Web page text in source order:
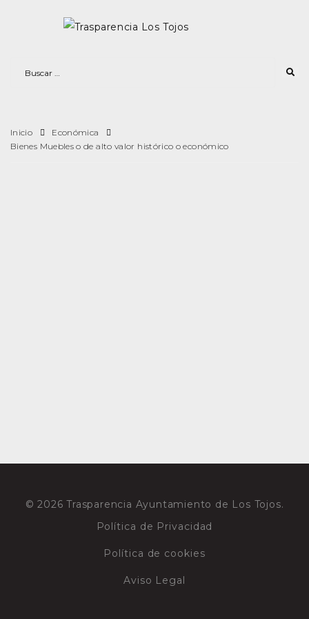
Inicio
Económica
Bienes Muebles o de alto valor histórico o económico
© 2026 Trasparencia Ayuntamiento de Los Tojos.
Política de Privacidad
Política de cookies
Aviso Legal